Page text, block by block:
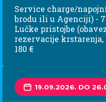
Service charge/
brodu ili u Agenciji) -
Lučke pristojbe
rezervacije krstarenja,
180 €
19.09.2026. DO